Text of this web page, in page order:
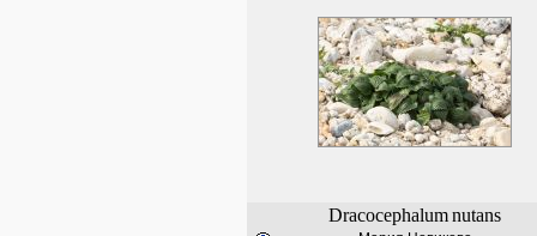
Dracocephalumnutans